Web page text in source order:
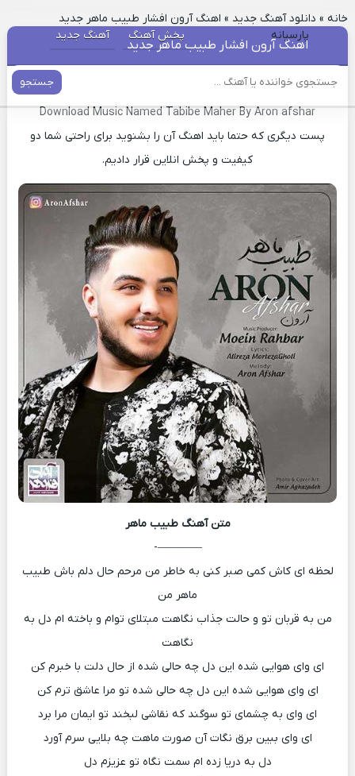
پارسیانه پخش آهنگ آهنگ جدید
جستجو
خانه» دانلود آهنگ جدید » اهنگ آرون افشار طبیب ماهر جدید
اهنگ آرون افشار طبیب ماهر جدید
دانلود آهنگ جدید طبیب ماهر آرون افشار
Download Music Named Tabibe Maher By Aron afshar
پست دیگری که حتما باید اهنگ آن را بشنوید برای راحتی شما دو
کیفیت و پخش انلاین قرار دادیم.
متن آهنگ طبیب ماهر
————-
لحظه ای کاش کمی صبر کنی به خاطر من مرحم حال دلم باش طبیب
ماهر من
من به قربان تو و حالت جذاب نگاهت مبتلای توام و باخته ام دل به
نگاهت
ای وای هوایی شده این دل چه حالی شده از حال دلت با خبرم کن
ای وای هوایی شده این دل چه حالی شده تو مرا عاشق ترم کن
ای وای به چشمای تو سوگند که نقاشی لبخند تو ایمان مرا برد
ای وای ببین برق نگات آن صورت ماهت چه بلایی سرم آورد
دل به دریا زده ام سمت نگاه تو عزیزم دل